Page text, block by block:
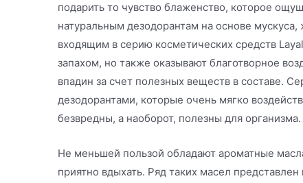
подарить то чувство блаженство, которое
натуральным дезодорантам на основе
входящим в серию косметических средств
запахом, но также оказывают благотворное
впадин за счет полезных веществ в составе.
дезодорантами, которые очень мягко
безвредны, а наоборот, полезны для организма.
Не меньшей пользой обладают ароматные
приятно вдыхать. Ряд таких масел